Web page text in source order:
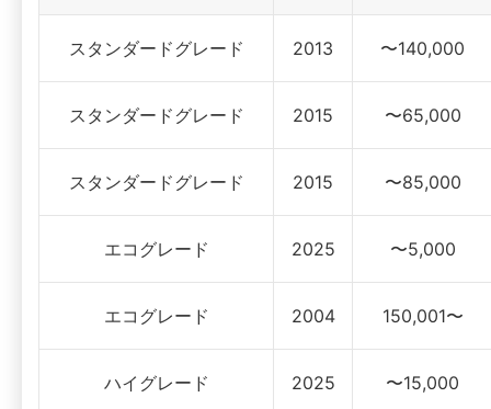
スタンダードグレード 2013 〜140,000
スタンダードグレード 2015 〜65,000
スタンダードグレード 2015 〜85,000
エコグレード 2025 〜5,000
エコグレード 2004 150,001〜
ハイグレード 2025 〜15,000